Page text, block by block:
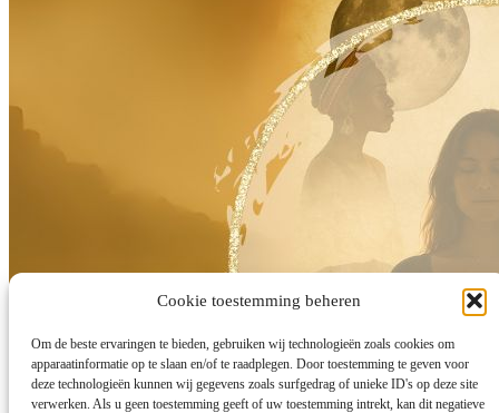
Cookie toestemming beheren
Om de beste ervaringen te bieden, gebruiken wij technologieën zoals cookies om
apparaatinformatie op te slaan en/of te raadplegen. Door toestemming te geven voor
deze technologieën kunnen wij gegevens zoals surfgedrag of unieke ID's op deze site
verwerken. Als u geen toestemming geeft of uw toestemming intrekt, kan dit negatieve